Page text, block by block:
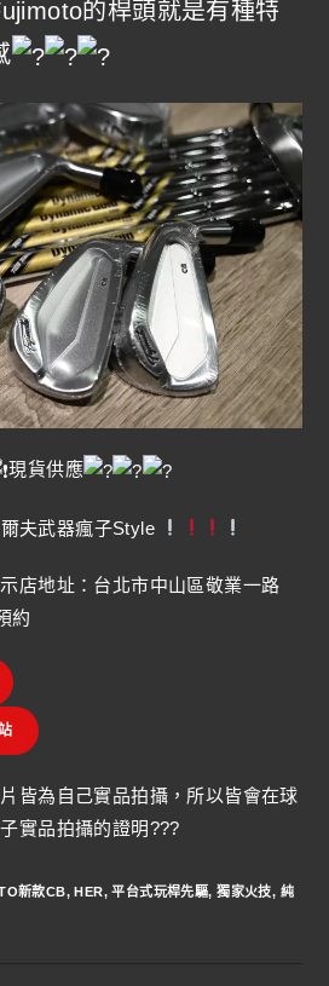
的桿頭就是有種特
現貨供應
夫武器瘋子Style
店地址：台北市中山區敬業一路
約
皆為自己實品拍攝，所以皆會在球
實品拍攝的證明???
新款CB, HER, 平台式玩桿先驅, 獨家火技, 純